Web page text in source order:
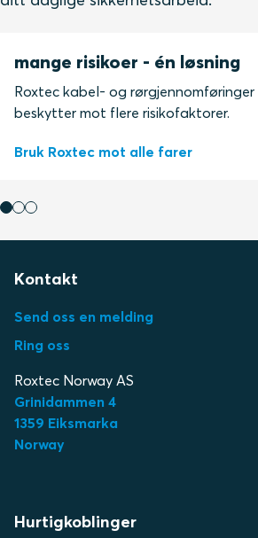
mange risikoer - én løsning
Roxtec kabel- og rørgjennomføringer
beskytter mot flere risikofaktorer.
Bruk Roxtec mot alle farer
Kontakt
Send oss en melding
Ring oss
Roxtec Norway AS
Grinidammen 4
1359 Eiksmarka
Norway
Hurtigkoblinger